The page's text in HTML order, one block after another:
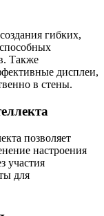
гибких,
Также
дисплеи,
в стены.
позволяет
настроения
участия
для